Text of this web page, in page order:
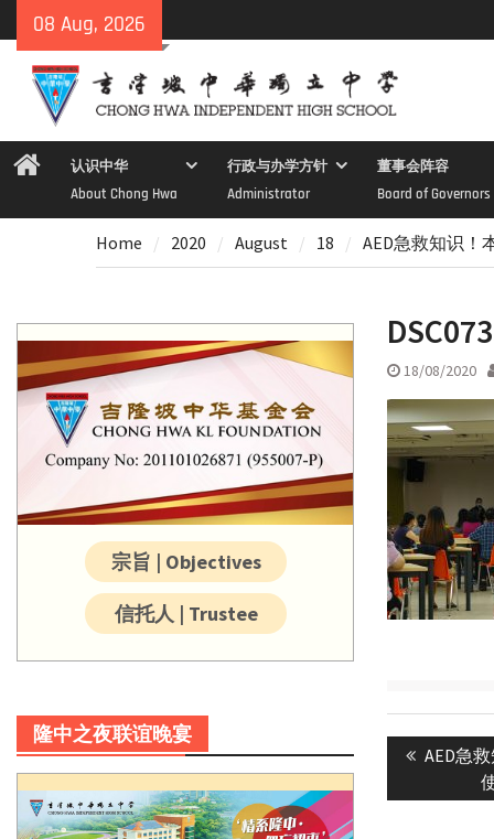
to
content
08 Aug, 2026
Home认识中华
About Chong Hwa
行政与办学方针
Administrator
董事会阵容
Board of Governors
Home 2020 August 18 AED急救知识！
18/08/2020
Post
Previous
AED急
宗旨 | Objectives
信托人 | Trustee
隆中之夜联谊晚宴